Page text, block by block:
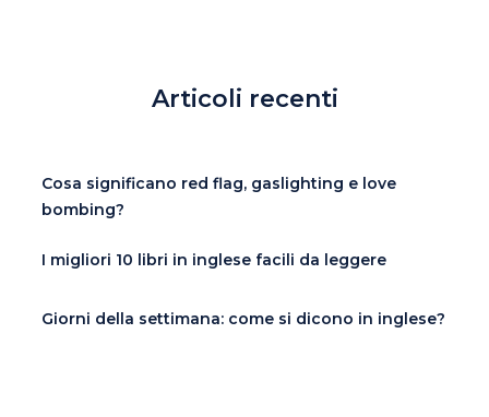
Articoli recenti
Cosa significano red flag, gaslighting e love
bombing?
I migliori 10 libri in inglese facili da leggere
Giorni della settimana: come si dicono in inglese?